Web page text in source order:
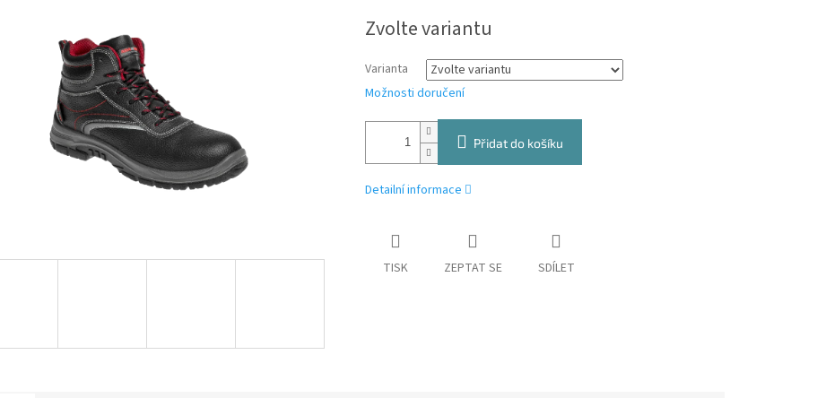
cena:
Zvolte variantu
Varianta
Možnosti doručení
Přidat do košíku
Detailní informace
TISK ZEPTAT SE SDÍLET